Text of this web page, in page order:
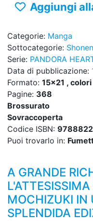
Aggiungi
Categorie: Manga
Sottocategorie: Shonen
Serie: PANDORA
Data di pubblicazione:
Formato: 15x21 , colori
Pagine: 368
Brossurato
Sovraccoperta
Codice ISBN:
Puoi trovarlo in:
A GRANDE
MOCHIZUKI IN
SPLENDIDA